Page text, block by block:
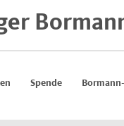
Spende